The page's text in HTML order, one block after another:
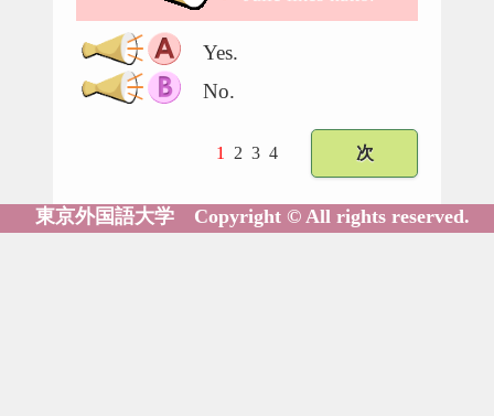
Yes.
No.
1 2 3 4 次
東京外国語大学 Copyright © All rights reserved.